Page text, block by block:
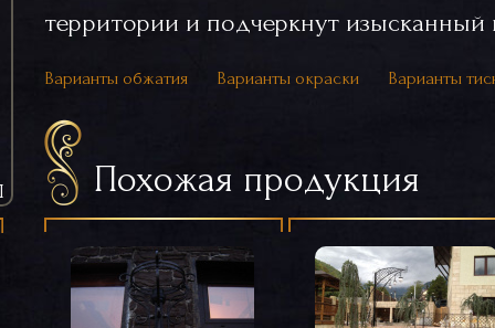
территории и подчеркнут изысканный
Варианты обжатия Варианты окраски Варианты
Похожая продукция